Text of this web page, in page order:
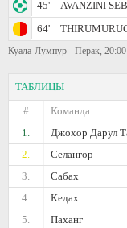
45'
AVANZINI
64'
Куала-Лумпур - Перак,
ТАБЛИЦЫ
#
Команда
1.
Джохор Дарул
2.
Селангор
3.
Сабах
4.
Кедах
5.
Паханг